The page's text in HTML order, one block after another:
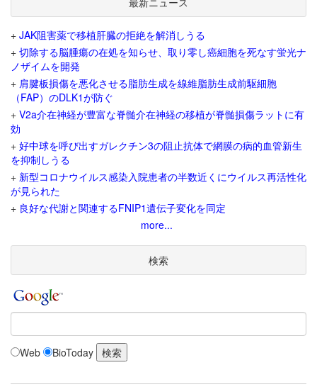
+ JAK阻害薬で移植肝臓の拒絶を解消しうる
+ 切除する脳腫瘍の在処を知らせ、取り零し癌細胞を死なす蛍光ナ
ノザイムを開発
+ 肩腱板損傷を悪化させる脂肪生成を線維脂肪生成前駆細胞
（FAP）のDLK1が防ぐ
+ V2a介在神経が豊富な脊髄介在神経の移植が脊髄損傷ラットに有
効
+ 好中球を呼び出すガレクチン3の阻止抗体で網膜の病的血管新生
を抑制しうる
+ 新型コロナウイルス感染入院患者の半数近くにウイルス再活性化
が見られた
+ 良好な代謝と関連するFNIP1遺伝子変化を同定
more...
検索
Web BioToday